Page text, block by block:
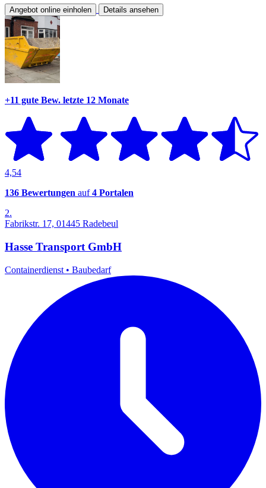
Angebot online einholen Details ansehen
+11 gute Bew. letzte 12 Monate
4,54
136 Bewertungen auf4 Portalen
2.
Fabrikstr. 17, 01445 Radebeul
Hasse Transport GmbH
Containerdienst • Baubedarf